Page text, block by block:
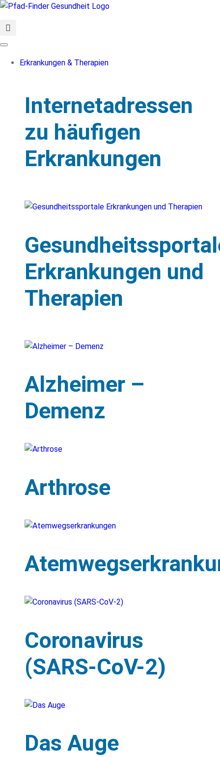
Erkrankungen & Therapien
Internetadressen
zu häufigen
Erkrankungen
Erkrankungen und
Therapien
Alzheimer –
Demenz
Arthrose
Coronavirus
(SARS-CoV-2)
Das Auge